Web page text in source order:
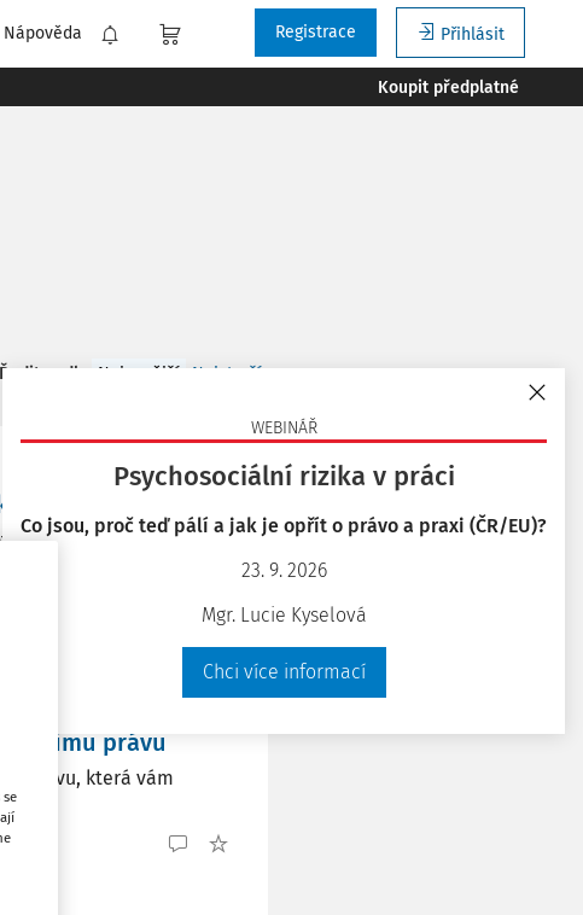
Nápověda Přihlásit
Registrace
Koupit předplatné
WEBINÁŘ
Psychosociální rizika v práci
Co jsou, proč teď pálí a jak je opřít o právo a praxi (ČR/EU)?
23. 9. 2026
Mgr. Lucie Kyselová
Chci více informací
Řadit podle: Nejnovější Nejstarší
prostředí? Přijďte si
v praxi podniků,
nabitý ...
právu
právu, která vám